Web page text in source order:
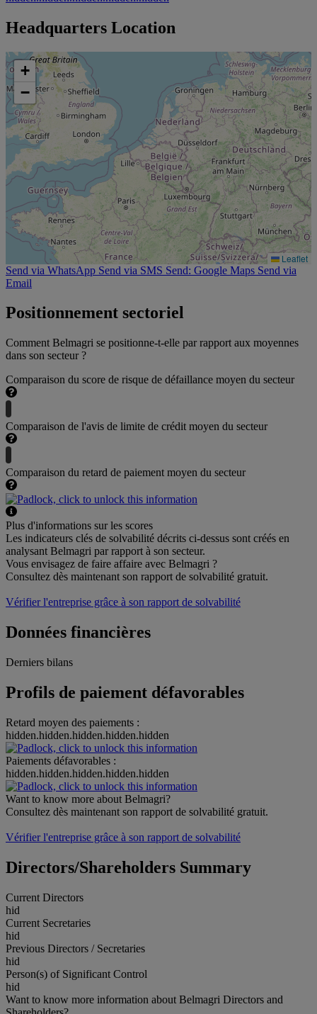
Headquarters Location
+
−
Leaflet
Send via WhatsApp Send via SMS Send: Google Maps Send via
Email
Positionnement sectoriel
Comment Belmagri se positionne-t-elle par rapport aux moyennes
dans son secteur ?
Comparaison du score de risque de défaillance moyen du secteur
Comparaison de l'avis de limite de crédit moyen du secteur
Comparaison du retard de paiement moyen du secteur
Plus d'informations sur les scores
Les indicateurs clés de solvabilité décrits ci-dessus sont créés en
analysant Belmagri par rapport à son secteur.
Vous envisagez de faire affaire avec Belmagri ?
Consultez dès maintenant son rapport de solvabilité gratuit.
Vérifier l'entreprise grâce à son rapport de solvabilité
Données financières
Derniers bilans
Profils de paiement défavorables
Retard moyen des paiements :
hidden.hidden.hidden.hidden.hidden
Paiements défavorables :
hidden.hidden.hidden.hidden.hidden
Want to know more about Belmagri?
Consultez dès maintenant son rapport de solvabilité gratuit.
Vérifier l'entreprise grâce à son rapport de solvabilité
Directors/Shareholders Summary
Current Directors
hid
Current Secretaries
hid
Previous Directors / Secretaries
hid
Person(s) of Significant Control
hid
Want to know more information about Belmagri Directors and